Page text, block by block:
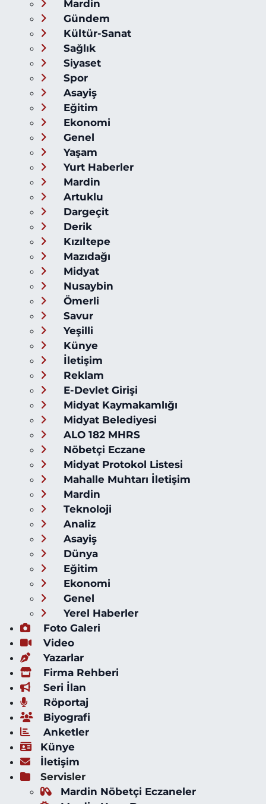
Mardin
Gündem
Kültür-Sanat
Sağlık
Siyaset
Spor
Asayiş
Eğitim
Ekonomi
Genel
Yaşam
Yurt Haberler
Mardin
Artuklu
Dargeçit
Derik
Kızıltepe
Mazıdağı
Midyat
Nusaybin
Ömerli
Savur
Yeşilli
Künye
İletişim
Reklam
E-Devlet Girişi
Midyat Kaymakamlığı
Midyat Belediyesi
ALO 182 MHRS
Nöbetçi Eczane
Midyat Protokol Listesi
Mahalle Muhtarı İletişim
Mardin
Teknoloji
Analiz
Asayiş
Dünya
Eğitim
Ekonomi
Genel
Yerel Haberler
Foto Galeri
Video
Yazarlar
Firma Rehberi
Seri İlan
Röportaj
Biyografi
Anketler
Künye
İletişim
Servisler
Mardin Nöbetçi Eczaneler